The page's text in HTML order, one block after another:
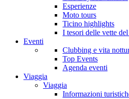
Esperienze
Moto tours
Ticino highlights
I tesori delle vette
Eventi
Clubbing e vita
Top Events
Agenda eventi
Viaggia
Viaggia
Informazioni